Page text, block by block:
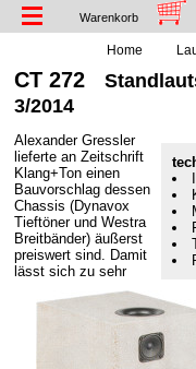
Warenkorb
Home
CT 272
3/2014
Alexander Gressler
lieferte an Zeitschrift
Klang+Ton einen
Bauvorschlag dessen
Chassis (Dynavox
Tieftöner und Westra
Breitbänder) äußerst
preiswert sind. Damit
lässt sich zu sehr